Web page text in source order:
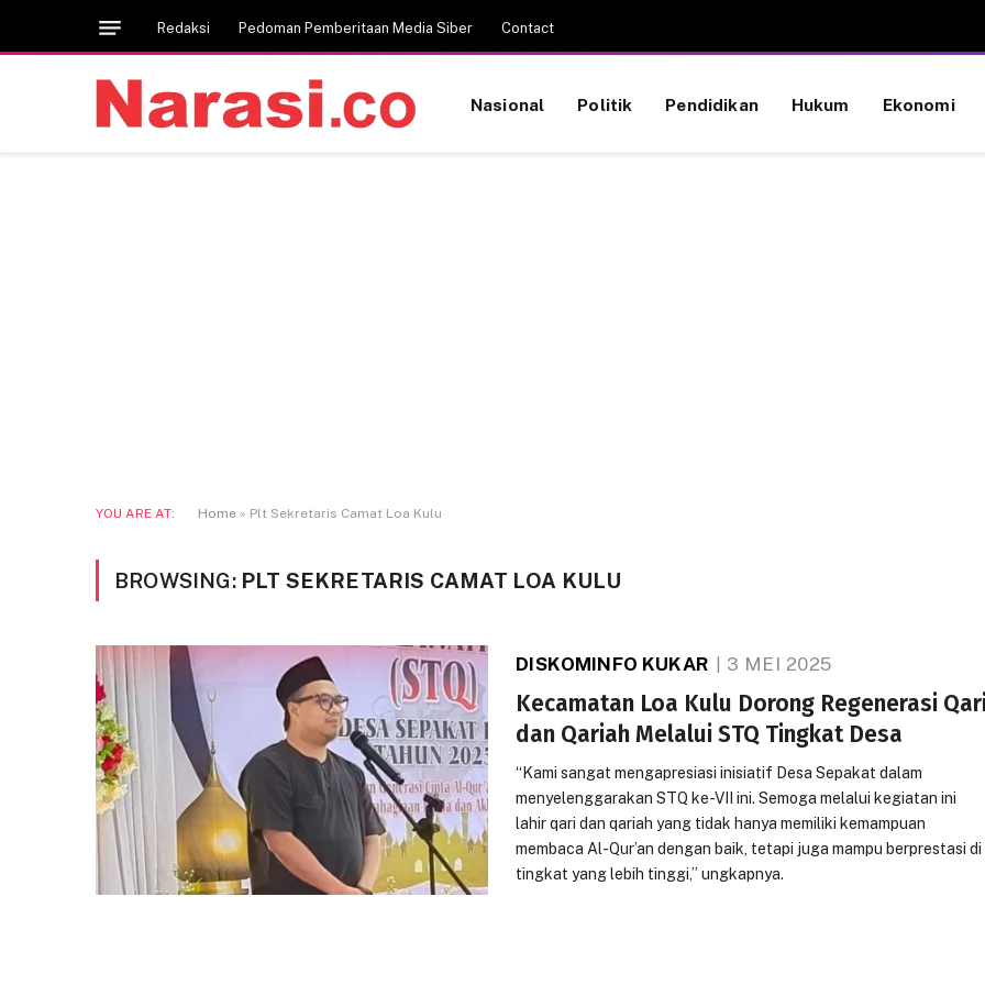
Redaksi Pedoman Pemberitaan Media Siber Contact
Nasional Politik Pendidikan Hukum Ekonomi
YOU ARE AT: Home » Plt Sekretaris Camat Loa Kulu
BROWSING: PLT SEKRETARIS CAMAT LOA KULU
DISKOMINFO KUKAR 3 MEI 2025
Kecamatan Loa Kulu Dorong Regenerasi
dan Qariah Melalui STQ Tingkat Desa
“Kami sangat mengapresiasi inisiatif Desa Sepakat dalam
menyelenggarakan STQ ke-VII ini. Semoga melalui kegiatan ini
lahir qari dan qariah yang tidak hanya memiliki kemampuan
membaca Al-Qur’an dengan baik, tetapi juga mampu berprestasi di
tingkat yang lebih tinggi,” ungkapnya.